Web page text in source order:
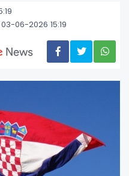
06-2026 15:19